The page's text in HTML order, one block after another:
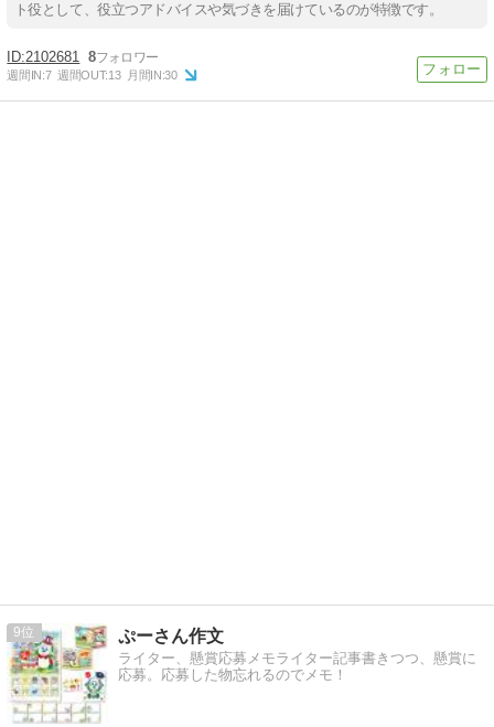
ト役として、役立つアドバイスや気づきを届けているのが特徴です。
2102681 8
週間IN:7 週間OUT:13 月間IN:30
9 ぷーさん作文
ライター、懸賞応募メモライター記事書きつつ、懸賞に
応募。応募した物忘れるのでメモ！